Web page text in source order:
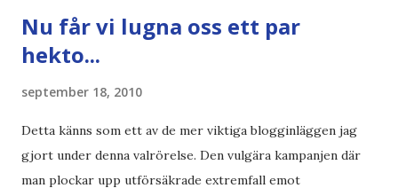
min bloggläsarundersökning Läs även andra bloggares
åsikter om Century Gothic , besparingar , Ecofont ,
DN , Ex
Nu får vi lugna oss ett par
hekto...
september 18, 2010
Detta känns som ett av de mer viktiga blogginläggen jag
gjort under denna valrörelse. Den vulgära kampanjen där
man plockar upp utförsäkrade extremfall emot